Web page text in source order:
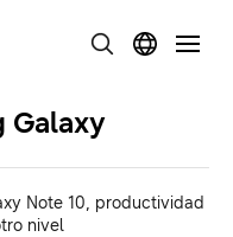
Galaxy
Note 10, productividad
nivel